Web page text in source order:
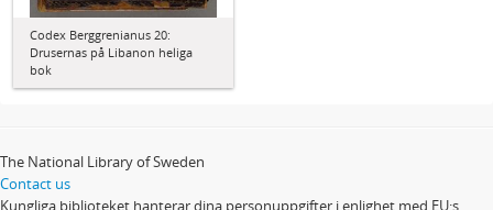
Codex Berggrenianus 20:
Drusernas på Libanon heliga
bok
The National Library of Sweden
Contact us
Kungliga biblioteket hanterar dina personuppgifter i enlighet med EU:s